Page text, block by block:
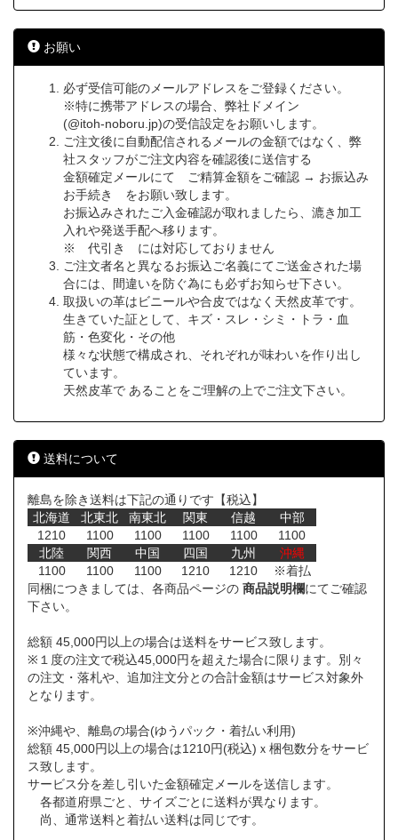
お願い
必ず受信可能のメールアドレスをご登録ください。
※特に携帯アドレスの場合、弊社ドメイン
(@itoh-noboru.jp)の受信設定をお願いします。
ご注文後に自動配信されるメールの金額ではなく、弊
社スタッフがご注文内容を確認後に送信する
金額確定メールにて ご精算金額をご確認 → お振込み
お手続き をお願い致します。
お振込みされたご入金確認が取れましたら、漉き加工
入れや発送手配へ移ります。
※ 代引き には対応しておりません
ご注文者名と異なるお振込ご名義にてご送金された場
合には、間違いを防ぐ為にも必ずお知らせ下さい。
取扱いの革はビニールや合皮ではなく天然皮革です。
生きていた証として、キズ・スレ・シミ・トラ・血
筋・色変化・その他
様々な状態で構成され、それぞれが味わいを作り出し
ています。
天然皮革で あることをご理解の上でご注文下さい。
送料について
離島を除き送料は下記の通りです【税込】
北海道
北東北 南東北 関東 信越
中部
1210
1100 1100 1100 1100
1100
北陸
関西 中国 四国 九州
沖縄
1100
1100 1100 1210 1210
※着払
同梱につきましては、各商品ページの 商品説明欄にてご確認
下さい。
総額 45,000円以上の場合は送料をサービス致します。
※１度の注文で税込45,000円を超えた場合に限ります。別々
の注文・落札や、追加注文分との合計金額はサービス対象外
となります。
※沖縄や、離島の場合(ゆうパック・着払い利用)
総額 45,000円以上の場合は1210円(税込)ｘ梱包数分をサービ
ス致します。
サービス分を差し引いた金額確定メールを送信します。
各都道府県ごと、サイズごとに送料が異なります。
尚、通常送料と着払い送料は同じです。